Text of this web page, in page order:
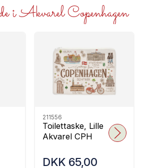
i Akvarel Copenhagen
211556
Toilettaske, Lille
Akvarel CPH
DKK 65,00